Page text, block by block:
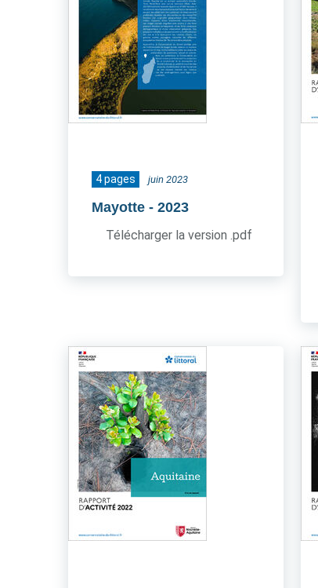
4 pages juin 2023
Mayotte - 2023
Télécharger la version .pdf